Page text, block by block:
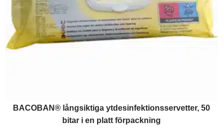
BACOBAN® långsiktiga ytdesinfektionsservetter, 50
bitar i en platt förpackning